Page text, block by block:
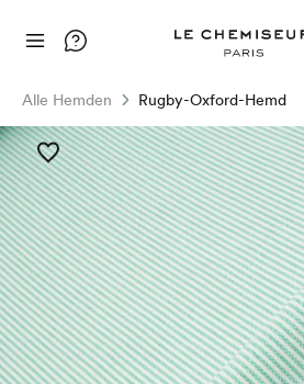
Alle Hemden Rugby-Oxford-Hemd